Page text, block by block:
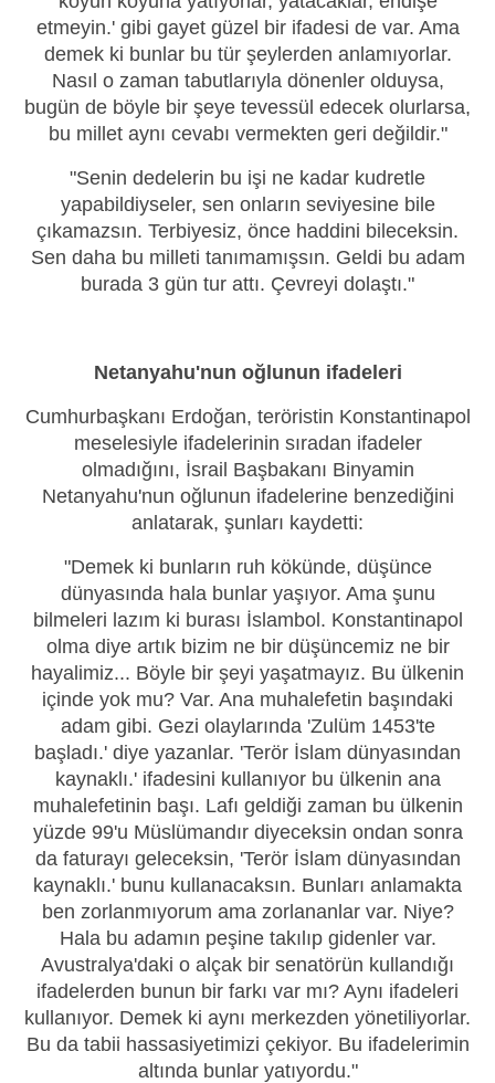
etmeyin.' gibi gayet güzel bir ifadesi de var. Ama
demek ki bunlar bu tür şeylerden anlamıyorlar.
Nasıl o zaman tabutlarıyla dönenler olduysa,
bugün de böyle bir şeye tevessül edecek olurlarsa,
bu millet aynı cevabı vermekten geri değildir."
"Senin dedelerin bu işi ne kadar kudretle
yapabildiyseler, sen onların seviyesine bile
çıkamazsın. Terbiyesiz, önce haddini bileceksin.
Sen daha bu milleti tanımamışsın. Geldi bu adam
burada 3 gün tur attı. Çevreyi dolaştı."
Netanyahu'nun oğlunun ifadeleri
Cumhurbaşkanı Erdoğan, teröristin Konstantinapol
meselesiyle ifadelerinin sıradan ifadeler
olmadığını, İsrail Başbakanı Binyamin
Netanyahu'nun oğlunun ifadelerine benzediğini
anlatarak, şunları kaydetti:
"Demek ki bunların ruh kökünde, düşünce
dünyasında hala bunlar yaşıyor. Ama şunu
bilmeleri lazım ki burası İslambol. Konstantinapol
olma diye artık bizim ne bir düşüncemiz ne bir
hayalimiz... Böyle bir şeyi yaşatmayız. Bu ülkenin
içinde yok mu? Var. Ana muhalefetin başındaki
adam gibi. Gezi olaylarında 'Zulüm 1453'te
başladı.' diye yazanlar. 'Terör İslam dünyasından
kaynaklı.' ifadesini kullanıyor bu ülkenin ana
muhalefetinin başı. Lafı geldiği zaman bu ülkenin
yüzde 99'u Müslümandır diyeceksin ondan sonra
da faturayı geleceksin, 'Terör İslam dünyasından
kaynaklı.' bunu kullanacaksın. Bunları anlamakta
ben zorlanmıyorum ama zorlananlar var. Niye?
Hala bu adamın peşine takılıp gidenler var.
Avustralya'daki o alçak bir senatörün kullandığı
ifadelerden bunun bir farkı var mı? Aynı ifadeleri
kullanıyor. Demek ki aynı merkezden yönetiliyorlar.
Bu da tabii hassasiyetimizi çekiyor. Bu ifadelerimin
altında bunlar yatıyordu."